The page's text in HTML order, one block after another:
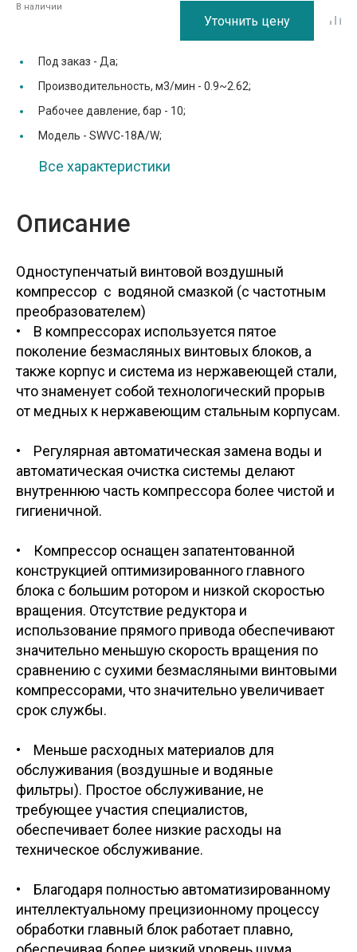
В наличии
Уточнить цену
Под заказ - Да;
Производительность, м3/мин - 0.9~2.62;
Рабочее давление, бар - 10;
Модель - SWVC-18A/W;
Все характеристики
Описание
Одноступенчатый винтовой воздушный
компрессор с водяной смазкой (с частотным
• В компрессорах используется пятое
поколение безмасляных винтовых блоков, а
также корпус и система из нержавеющей стали,
что знаменует собой технологический прорыв
от медных к нержавеющим стальным корпусам.
• Регулярная автоматическая замена воды и
автоматическая очистка системы делают
внутреннюю часть компрессора более чистой и
гигиеничной.
• Компрессор оснащен запатентованной
конструкцией оптимизированного главного
блока с большим ротором и низкой скоростью
вращения. Отсутствие редуктора и
использование прямого привода обеспечивают
значительно меньшую скорость вращения по
сравнению с сухими безмасляными винтовыми
компрессорами, что значительно увеличивает
срок службы.
• Меньше расходных материалов для
обслуживания (воздушные и водяные
фильтры). Простое обслуживание, не
требующее участия специалистов,
обеспечивает более низкие расходы на
техническое обслуживание.
• Благодаря полностью автоматизированному
интеллектуальному прецизионному процессу
обработки главный блок работает плавно,